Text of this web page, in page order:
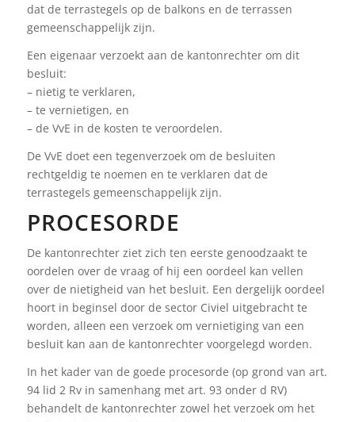
dat de terrastegels op de balkons en de terrassen
gemeenschappelijk zijn.
Een eigenaar verzoekt aan de kantonrechter om dit
besluit:
– nietig te verklaren,
– te vernietigen, en
– de VvE in de kosten te veroordelen.
De VvE doet een tegenverzoek om de besluiten
rechtgeldig te noemen en te verklaren dat de
terrastegels gemeenschappelijk zijn.
PROCESORDE
De kantonrechter ziet zich ten eerste genoodzaakt te
oordelen over de vraag of hij een oordeel kan vellen
over de nietigheid van het besluit. Een dergelijk oordeel
hoort in beginsel door de sector Civiel uitgebracht te
worden, alleen een verzoek om vernietiging van een
besluit kan aan de kantonrechter voorgelegd worden.
In het kader van de goede procesorde (op grond van art.
94 lid 2 Rv in samenhang met art. 93 onder d RV)
behandelt de kantonrechter zowel het verzoek om het